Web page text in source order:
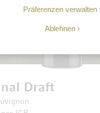
Präferenzen verwalten
Ablehnen
Draft